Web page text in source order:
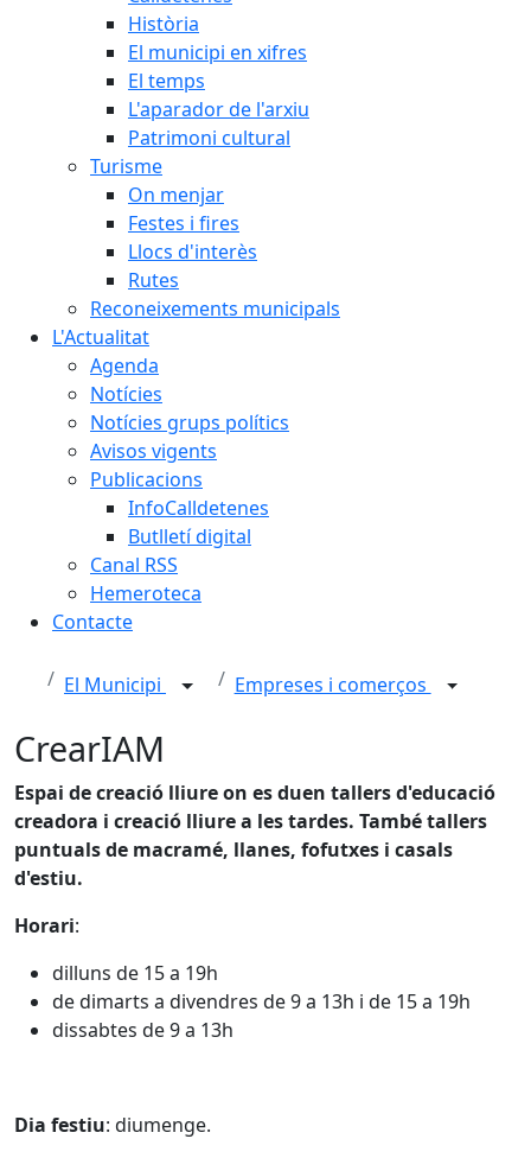
Història
El municipi en xifres
El temps
L'aparador de l'arxiu
Patrimoni cultural
Turisme
On menjar
Festes i fires
Llocs d'interès
Rutes
Reconeixements municipals
L'Actualitat
Agenda
Notícies
Notícies grups polítics
Avisos vigents
Publicacions
InfoCalldetenes
Butlletí digital
Canal RSS
Hemeroteca
Contacte
El Municipi Empreses i comerços
CrearIAM
Espai de creació lliure on es duen tallers d'educació
creadora i creació lliure a les tardes. També tallers
puntuals de macramé, llanes, fofutxes i casals
d'estiu.
Horari:
dilluns de 15 a 19h
de dimarts a divendres de 9 a 13h i de 15 a 19h
dissabtes de 9 a 13h
Dia festiu: diumenge.